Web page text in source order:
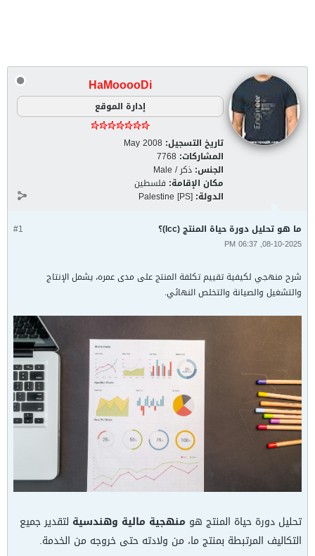
HaMooooDi
إدارة الموقع
تاريخ التسجيل: May 2008
المشاركات: 7768
الجنس: ذكر / Male
مكان الإقامة: فلسطين
الدولة: Palestine [PS]
#1 ما هو تحليل دورة حياة المنتج (lcc)؟
08-10-2025, 06:37 PM
شرح منهجي لكيفية تقييم تكلفة المنتج على مدى عمره، يشمل الإنتاج
والتشغيل والصيانة والتخلص النهائي.​
تحليل دورة حياة المنتج هو منهجية مالية وهندسية لتقدير جميع
التكاليف المرتبطة بمنتج ما، من ولادته حتى خروجه من الخدمة.